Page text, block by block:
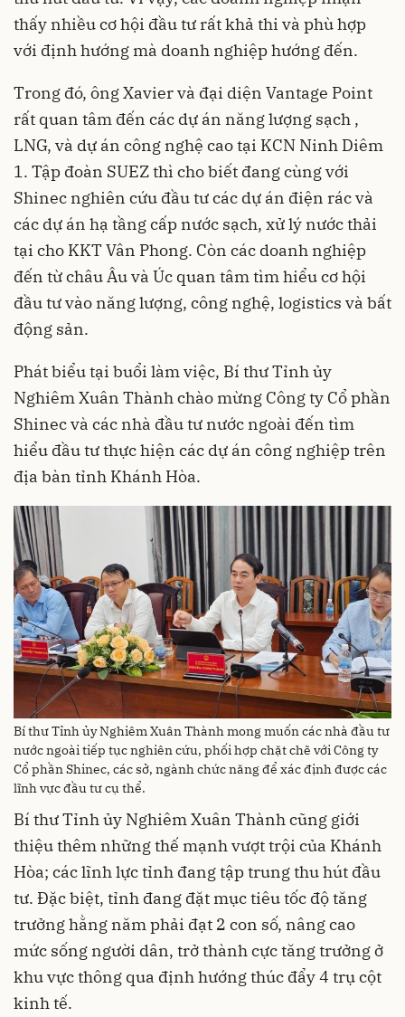
thấy nhiều cơ hội đầu tư rất khả thi và phù hợp
với định hướng mà doanh nghiệp hướng đến.
Trong đó, ông Xavier và đại diện Vantage Point
rất quan tâm đến các dự án năng lượng sạch ,
LNG, và dự án công nghệ cao tại KCN Ninh Diêm
1. Tập đoàn SUEZ thì cho biết đang cùng với
Shinec nghiên cứu đầu tư các dự án điện rác và
các dự án hạ tầng cấp nước sạch, xử lý nước thải
tại cho KKT Vân Phong. Còn các doanh nghiệp
đến từ châu Âu và Úc quan tâm tìm hiểu cơ hội
đầu tư vào năng lượng, công nghệ, logistics và bất
động sản.
Phát biểu tại buổi làm việc, Bí thư Tỉnh ủy
Nghiêm Xuân Thành chào mừng Công ty Cổ phần
Shinec và các nhà đầu tư nước ngoài đến tìm
hiểu đầu tư thực hiện các dự án công nghiệp trên
địa bàn tỉnh Khánh Hòa.
Bí thư Tỉnh ủy Nghiêm Xuân Thành mong muốn các nhà đầu tư
nước ngoài tiếp tục nghiên cứu, phối hợp chặt chẽ với Công ty
Cổ phần Shinec, các sở, ngành chức năng để xác định được các
lĩnh vực đầu tư cụ thể.
Bí thư Tỉnh ủy Nghiêm Xuân Thành cũng giới
thiệu thêm những thế mạnh vượt trội của Khánh
Hòa; các lĩnh lực tỉnh đang tập trung thu hút đầu
tư. Đặc biệt, tỉnh đang đặt mục tiêu tốc độ tăng
trưởng hằng năm phải đạt 2 con số, nâng cao
mức sống người dân, trở thành cực tăng trưởng ở
khu vực thông qua định hướng thúc đẩy 4 trụ cột
kinh tế.